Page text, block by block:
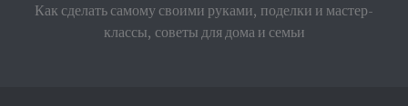
Как сделать самому своими руками, поделки и мастер-
классы, советы для дома и семьи